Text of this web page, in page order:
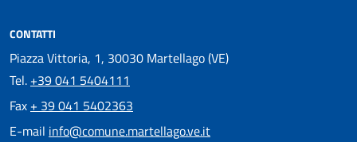
CONTATTI
Piazza Vittoria, 1, 30030 Martellago (VE)
Tel. +39 041 5404111
Fax + 39 041 5402363
E-mail info@comune.martellago.ve.it